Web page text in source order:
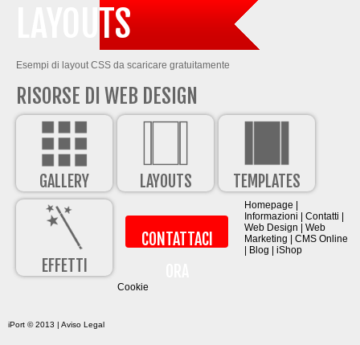
LAYOUTS
Esempi di layout CSS da scaricare gratuitamente
RISORSE DI WEB DESIGN
GALLERY LAYOUTS TEMPLATES
EFFETTI
CONTATTACI
Homepage
Informazioni
Contatti
Web Design
Web
Marketing
CMS Online
Blog iShop
Cookie
iPort © 2013 | Aviso Legal